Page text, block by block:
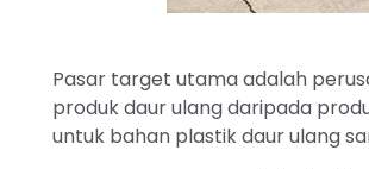
Pasar target utama adalah
produk daur ulang daripada
untuk bahan plastik daur ulang